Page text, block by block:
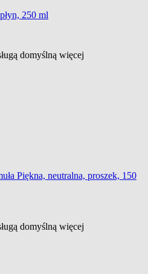
250 ml
domyślną więcej
Piękna, neutralna, proszek, 150
domyślną więcej